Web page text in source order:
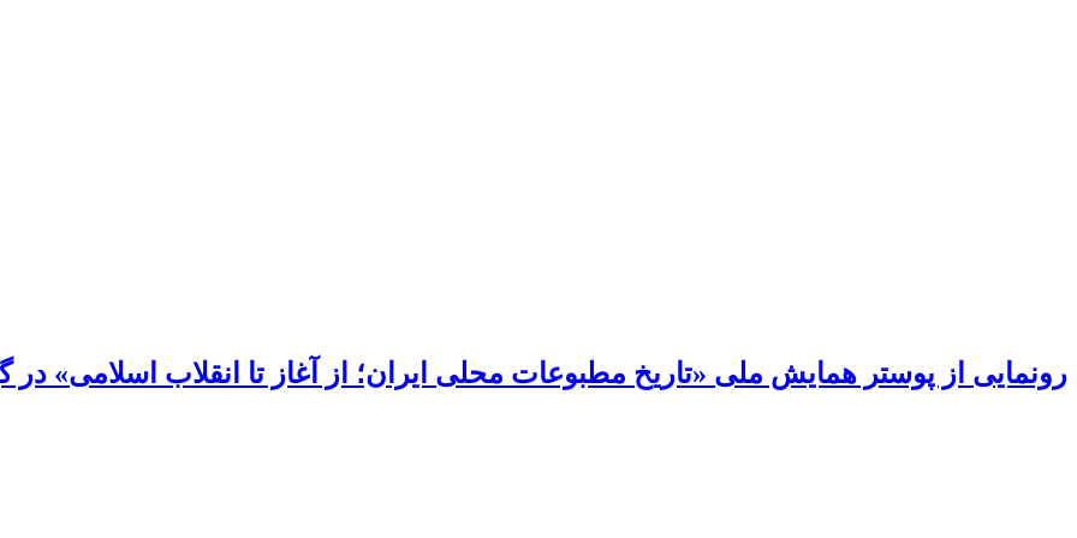
رونمایی از پوستر همایش ملی «تاریخ مطبوعات محلی ایران؛ از آغاز تا انقلاب اسلامی» در